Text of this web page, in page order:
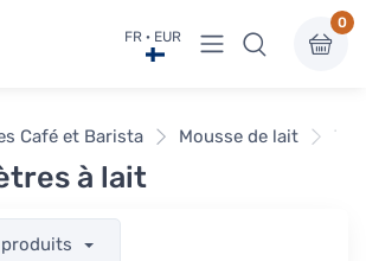
FR · EUR Voir sous-menu
0
Café et Barista Mousse de lait
à lait